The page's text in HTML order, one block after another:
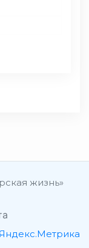
жизнь»